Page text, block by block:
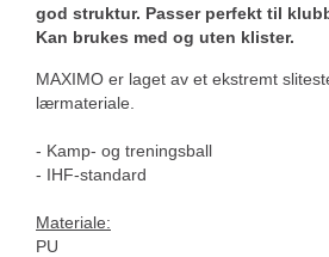
god struktur. Passer perfekt til
Kan brukes med og uten klister.
MAXIMO er laget av et ekstremt
lærmateriale.
- Kamp- og treningsball
- IHF-standard
Materiale:
PU